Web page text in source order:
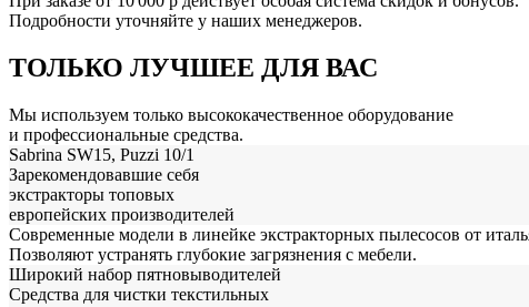
Подробности уточняйте у наших менеджеров.
ТОЛЬКО ЛУЧШЕЕ ДЛЯ ВАС
Мы используем только высококачественное оборудование
и профессиональные средства.
Sabrina SW15, Puzzi 10/1
Зарекомендовавшие себя
экстракторы топовых
европейских производителей
Современные модели в линейке экстракторных пылесосов от
Позволяют устранять глубокие загрязнения с мебели.
Широкий набор пятновыводителей
Средства для чистки текстильных